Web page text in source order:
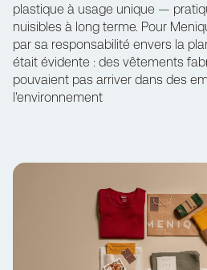
plastique à usage unique —
nuisibles à long terme. Pour
par sa responsabilité envers la
était évidente : des vêtements
pouvaient pas arriver dans des
l'environnement